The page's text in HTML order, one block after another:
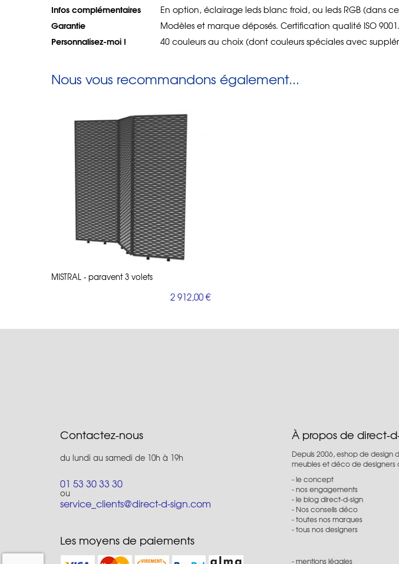
Infos complémentaires En option, éclairage leds blanc froid, ou leds RGB (dans
Garantie Modèles et marque déposés. Certification qualité ISO 9001.
Personnalisez-moi ! 40 couleurs au choix (dont couleurs spéciales avec
Nous vous recommandons également...
MISTRAL - paravent 3 volets
2 912,00 €
Contactez-nous
du lundi au samedi de 10h à 19h
01 53 30 33 30
ou
service_clients@direct-d-sign.com
Les moyens de paiements
À propos de direct-
Depuis 2006, eshop de design
meubles et déco de designers
le concept
nos engagements
le blog direct-d-sign
Nos conseils déco
toutes nos marques
tous nos designers
mentions légales